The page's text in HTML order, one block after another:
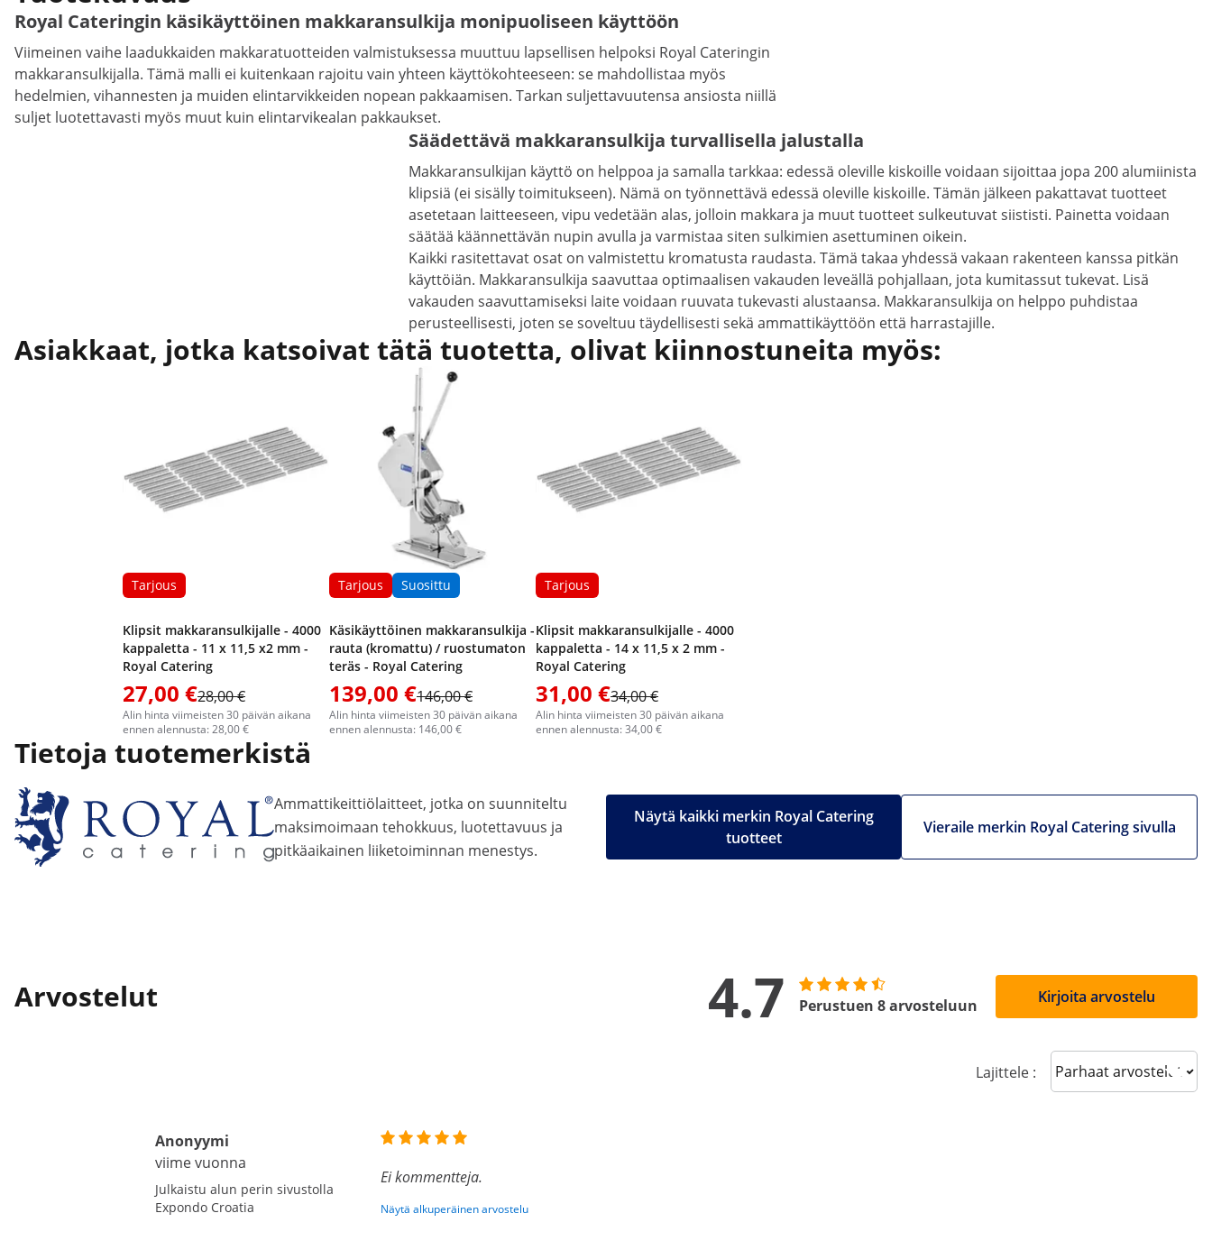
Royal Cateringin käsikäyttöinen makkaransulkija monipuoliseen käyttöön
Viimeinen vaihe laadukkaiden makkaratuotteiden valmistuksessa muuttuu lapsellisen helpoksi Royal Cateringin
makkaransulkijalla. Tämä malli ei kuitenkaan rajoitu vain yhteen käyttökohteeseen: se mahdollistaa myös
hedelmien, vihannesten ja muiden elintarvikkeiden nopean pakkaamisen. Tarkan suljettavuutensa ansiosta niillä
suljet luotettavasti myös muut kuin elintarvikealan pakkaukset.
Säädettävä makkaransulkija turvallisella jalustalla
Makkaransulkijan käyttö on helppoa ja samalla tarkkaa: edessä oleville kiskoille voidaan sijoittaa jopa 200 alumiinista
klipsiä (ei sisälly toimitukseen). Nämä on työnnettävä edessä oleville kiskoille. Tämän jälkeen pakattavat tuotteet
asetetaan laitteeseen, vipu vedetään alas, jolloin makkara ja muut tuotteet sulkeutuvat siististi. Painetta voidaan
säätää käännettävän nupin avulla ja varmistaa siten sulkimien asettuminen oikein.
Kaikki rasitettavat osat on valmistettu kromatusta raudasta. Tämä takaa yhdessä vakaan rakenteen kanssa pitkän
käyttöiän. Makkaransulkija saavuttaa optimaalisen vakauden leveällä pohjallaan, jota kumitassut tukevat. Lisä
vakauden saavuttamiseksi laite voidaan ruuvata tukevasti alustaansa. Makkaransulkija on helppo puhdistaa
perusteellisesti, joten se soveltuu täydellisesti sekä ammattikäyttöön että harrastajille.
Asiakkaat, jotka katsoivat tätä tuotetta, olivat kiinnostuneita myös:
Tarjous
Klipsit makkaransulkijalle - 4000
kappaletta - 11 x 11,5 x2 mm -
Royal Catering
27,00 €28,00 €
Alin hinta viimeisten 30 päivän aikana
ennen alennusta: 28,00 €
Tarjous Suosittu
Käsikäyttöinen makkaransulkija -
rauta (kromattu) / ruostumaton
teräs - Royal Catering
139,00 €146,00 €
Alin hinta viimeisten 30 päivän aikana
ennen alennusta: 146,00 €
Tarjous
Klipsit makkaransulkijalle - 4000
kappaletta - 14 x 11,5 x 2 mm -
Royal Catering
31,00 €34,00 €
Alin hinta viimeisten 30 päivän aikana
ennen alennusta: 34,00 €
Tietoja tuotemerkistä
Ammattikeittiölaitteet, jotka on suunniteltu
maksimoimaan tehokkuus, luotettavuus ja
pitkäaikainen liiketoiminnan menestys.
Vieraile merkin Royal Catering sivulla
Näytä kaikki merkin Royal Catering
tuotteet
Arvostelut 4.7 Perustuen 8 arvosteluun Kirjoita arvostelu
Lajittele : Sort reviews
Anonyymi
viime vuonna
Julkaistu alun perin sivustolla
Expondo Croatia
Ei kommentteja.
Näytä alkuperäinen arvostelu